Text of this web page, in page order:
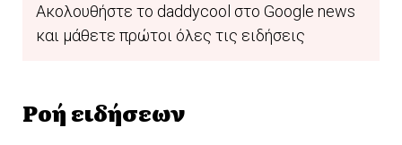
Ακολουθήστε το daddycool στο Google news
και μάθετε πρώτοι όλες τις ειδήσεις
Ροή ειδήσεων